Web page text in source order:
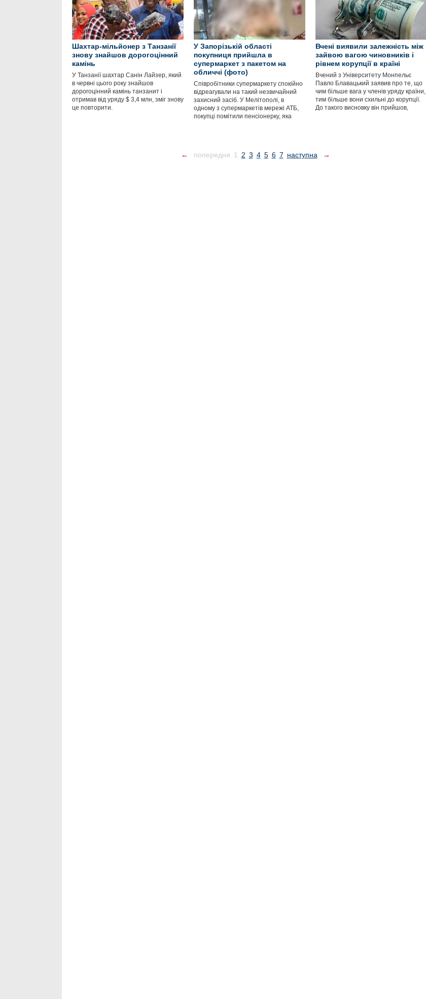
Шахтар-мільйонер з Танзанії
знову знайшов дорогоцінний
камінь
У Танзанії шахтар Санін Лайзер, який
в червні цього року знайшов
дорогоцінний камінь танзанит і
отримав від уряду $ 3,4 млн, зміг знову
це повторити.
У Запорізькій області
покупниця прийшла в
супермаркет з пакетом на
обличчі (фото)
Співробітники супермаркету спокійно
відреагували на такий незвичайний
захисний засіб. У Мелітополі, в
одному з супермаркетів мережі АТБ,
покупці помітили пенсіонерку, яка
Вчені виявили залежність між
зайвою вагою чиновників і
рівнем корупції в країні
Вчений з Університету Монпельє
Павло Блавацький заявив про те, що
чим більше вага у членів уряду країни,
тим більше вони схильні до корупції.
До такого висновку він прийшов,
← попередня 1 2 3 4 5 6 7 наступна →